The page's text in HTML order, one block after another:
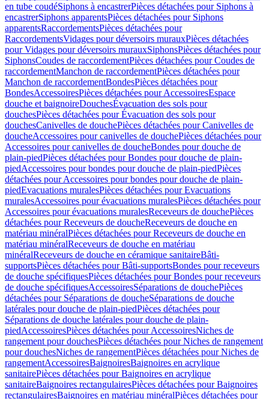
en tube coudéSiphons à encastrerPièces détachées pour Siphons à
encastrerSiphons apparentsPièces détachées pour Siphons
apparentsRaccordementsPièces détachées pour
RaccordementsVidages pour déversoirs murauxPièces détachées
pour Vidages pour déversoirs murauxSiphonsPièces détachées pour
SiphonsCoudes de raccordementPièces détachées pour Coudes de
raccordementManchon de raccordementPièces détachées pour
Manchon de raccordementBondesPièces détachées pour
BondesAccessoiresPièces détachées pour AccessoiresEspace
douche et baignoireDouchesÉvacuation des sols pour
douchesPièces détachées pour Évacuation des sols pour
douchesCanivelles de douchePièces détachées pour Canivelles de
doucheAccessoires pour canivelles de douchePièces détachées pour
Accessoires pour canivelles de doucheBondes pour douche de
plain-piedPièces détachées pour Bondes pour douche de plain-
piedAccessoires pour bondes pour douche de plain-piedPièces
détachées pour Accessoires pour bondes pour douche de plain-
piedEvacuations muralesPièces détachées pour Evacuations
muralesAccessoires pour évacuations muralesPièces détachées pour
Accessoires pour évacuations muralesReceveurs de douchePièces
détachées pour Receveurs de doucheReceveurs de douche en
matériau minéralPièces détachées pour Receveurs de douche en
matériau minéralReceveurs de douche en matériau
minéralReceveurs de douche en céramique sanitaireBâti-
supportsPièces détachées pour Bâti-supportsBondes pour receveurs
de douche spécifiquesPièces détachées pour Bondes pour receveurs
de douche spécifiquesAccessoiresSéparations de douchePièces
détachées pour Séparations de doucheSéparations de douche
latérales pour douche de plain-piedPièces détachées pour
Séparations de douche latérales pour douche de plain-
piedAccessoiresPièces détachées pour AccessoiresNiches de
rangement pour douchesPièces détachées pour Niches de rangement
pour douchesNiches de rangementPièces détachées pour Niches de
rangementAccessoiresBaignoiresBaignoires en acrylique
sanitairePièces détachées pour Baignoires en acrylique
sanitaireBaignoires rectangulairesPièces détachées pour Baignoires
rectangulairesBaignoires en matériau minéralPièces détachées pour